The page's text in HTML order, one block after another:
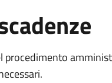
procedimento